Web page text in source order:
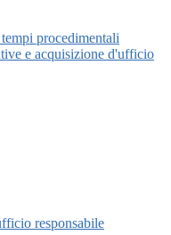
procedimentali
e acquisizione d'ufficio
responsabile